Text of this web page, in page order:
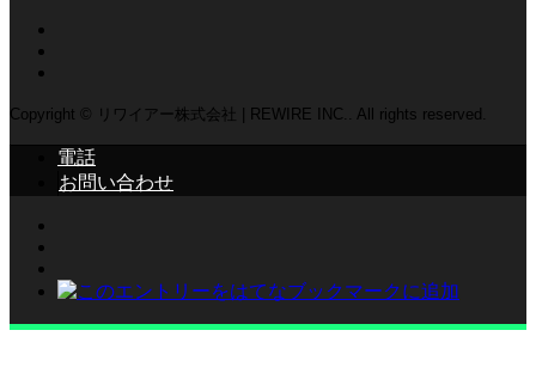
Copyright © リワイアー株式会社 | REWIRE INC.. All rights reserved.
電話
お問い合わせ